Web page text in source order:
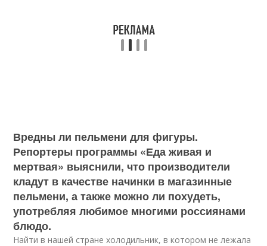
Вредны ли пельмени для фигуры.
Репортеры программы «Еда живая и
мертвая» выяснили, что производители
кладут в качестве начинки в магазинные
пельмени, а также можно ли похудеть,
употребляя любимое многими россиянами
блюдо.
Найти в нашей стране холодильник, в котором не лежала